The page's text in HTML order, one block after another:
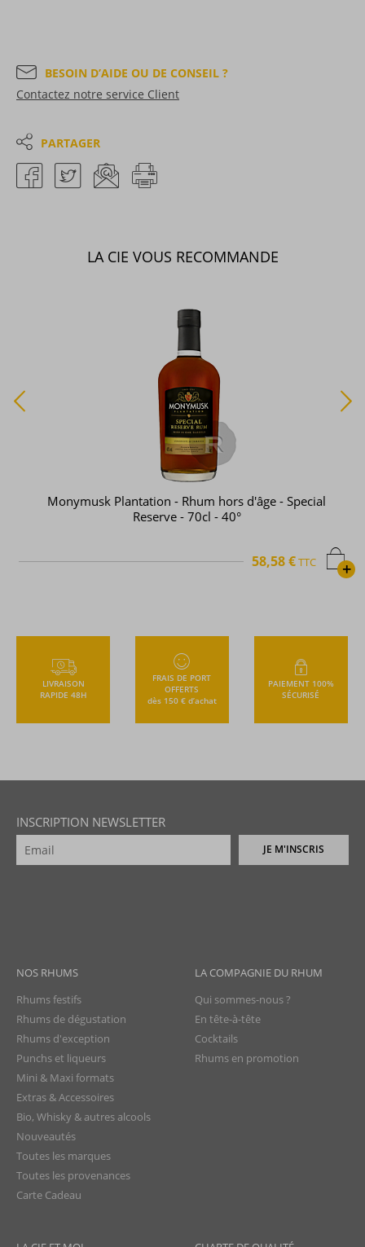
BESOIN D’AIDE OU DE CONSEIL ?
Contactez notre service Client
PARTAGER
LA CIE VOUS RECOMMANDE
Monymusk Plantation - Rhum hors d'âge - Special
Reserve - 70cl - 40°
+
58,58 €TTC
LIVRAISON
RAPIDE 48H
FRAIS DE PORT
OFFERTS
dès 150 € d’achat
PAIEMENT 100%
SÉCURISÉ
INSCRIPTION NEWSLETTER
JE M'INSCRIS
NOS RHUMS
Rhums festifs
Rhums de dégustation
Rhums d'exception
Punchs et liqueurs
Mini & Maxi formats
Extras & Accessoires
Bio, Whisky & autres alcools
Nouveautés
Toutes les marques
Toutes les provenances
Carte Cadeau
LA COMPAGNIE DU RHUM
Qui sommes-nous ?
En tête-à-tête
Cocktails
Rhums en promotion